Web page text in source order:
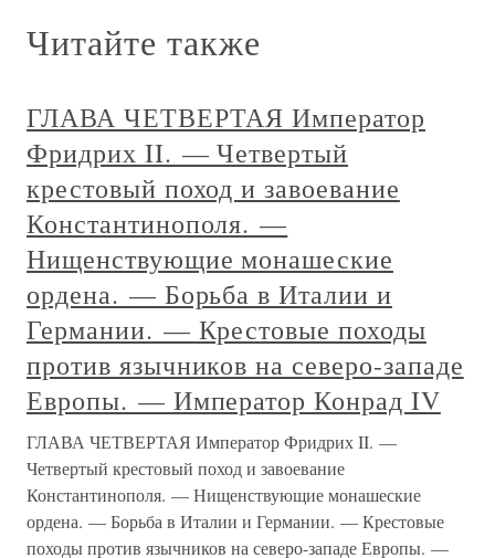
Читайте также
ГЛАВА ЧЕТВЕРТАЯ Император
Фридрих II. — Четвертый
крестовый поход и завоевание
Константинополя. —
Нищенствующие монашеские
ордена. — Борьба в Италии и
Германии. — Крестовые походы
против язычников на северо-западе
Европы. — Император Конрад IV
ГЛАВА ЧЕТВЕРТАЯ Император Фридрих II. —
Четвертый крестовый поход и завоевание
Константинополя. — Нищенствующие монашеские
ордена. — Борьба в Италии и Германии. — Крестовые
походы против язычников на северо-западе Европы. —